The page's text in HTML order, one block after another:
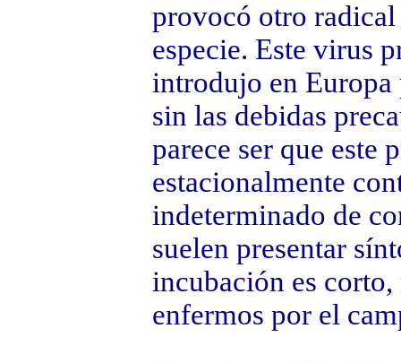
provocó otro radical
especie. Este virus
introdujo en Europa
sin las debidas
parece ser que este
estacionalmente
indeterminado de
suelen presentar
incubación es
enfermos por el